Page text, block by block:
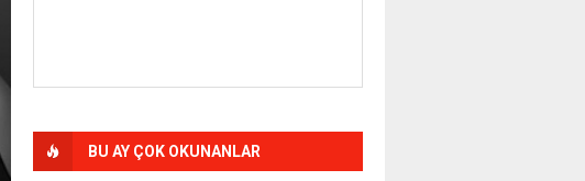
BU AY ÇOK OKUNANLAR